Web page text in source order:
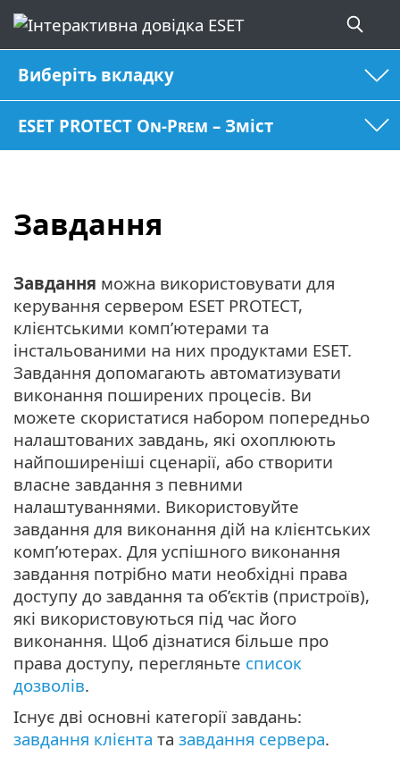
Виберіть вкладку
ESET PROTECT On-Prem – Зміст
Завдання
Завдання можна використовувати для
керування сервером ESET PROTECT,
клієнтськими комп’ютерами та
інстальованими на них продуктами ESET.
Завдання допомагають автоматизувати
виконання поширених процесів. Ви
можете скористатися набором попередньо
налаштованих завдань, які охоплюють
найпоширеніші сценарії, або створити
власне завдання з певними
налаштуваннями. Використовуйте
завдання для виконання дій на клієнтських
комп’ютерах. Для успішного виконання
завдання потрібно мати необхідні права
доступу до завдання та об’єктів (пристроїв),
які використовуються під час його
виконання. Щоб дізнатися більше про
права доступу, перегляньте список
дозволів.
Існує дві основні категорії завдань:
завдання клієнта та завдання сервера.